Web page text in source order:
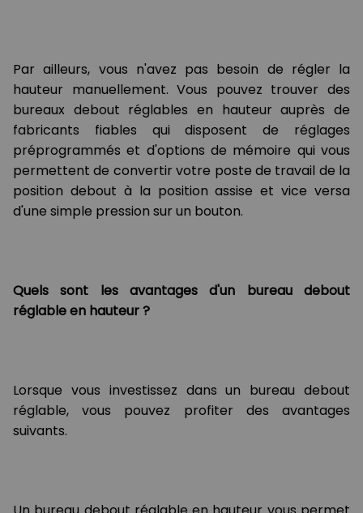
Par ailleurs, vous n'avez pas besoin de régler la
hauteur manuellement. Vous pouvez trouver des
bureaux debout réglables en hauteur auprès de
fabricants fiables qui disposent de réglages
préprogrammés et d'options de mémoire qui vous
permettent de convertir votre poste de travail de la
position debout à la position assise et vice versa
d'une simple pression sur un bouton.
Quels sont les avantages d'un bureau debout
réglable en hauteur ?
Lorsque vous investissez dans un bureau debout
réglable, vous pouvez profiter des avantages
suivants.